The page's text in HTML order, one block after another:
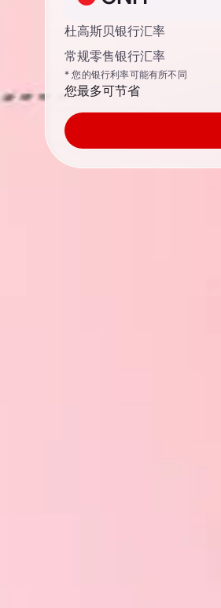
杜高斯贝银行汇率
常规零售银行汇率
* 您的银行利率可能有所不同
您最多可节省